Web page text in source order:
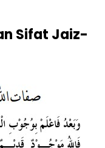
Sifat Jaiz-